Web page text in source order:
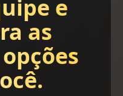
e
as